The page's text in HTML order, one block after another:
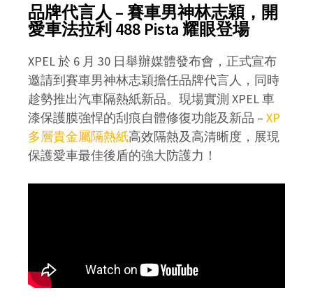
品牌代言人 – 賽車男神林志穎，開
愛車法拉利 488 Pista 耀眼登場
XPEL 於 6 月 30 日舉辦媒體發布會，正式宣布
邀請到賽車男神林志穎擔任品牌代言人，同時
趁勢推出汽車隔熱紙新品。現場實測 XPEL 車
漆保護膜強悍的刮痕自體修復功能及新品 – XP
多層貴金屬隔熱紙高效隔熱及高清晰度，展現
保護愛車最佳後盾的強大防護力！